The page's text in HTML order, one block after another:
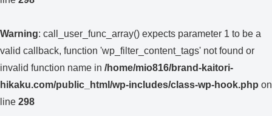
Warning: call_user_func_array() expects parameter 1 to be a
valid callback, function 'wp_filter_content_tags' not found or
invalid function name in /home/mio816/brand-kaitori-
hikaku.com/public_html/wp-includes/class-wp-hook.php on
line 298